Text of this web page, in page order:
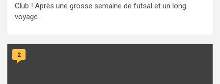
Club ! Après une grosse semaine de futsal et un long
voyage...
2